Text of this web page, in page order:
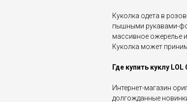
Куколка одета в
пышными рукавами-
массивное ожерелье
Куколка может
Где купить куклу
Интернет-магазин
долгожданные